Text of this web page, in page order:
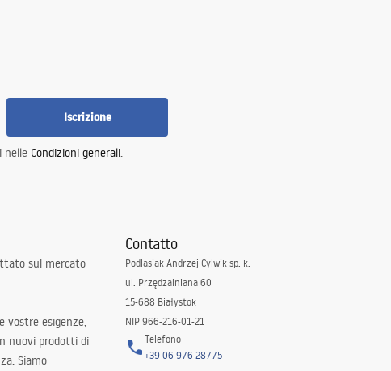
Iscrizione
nelle Condizioni generali.
sul mercato
vostre esigenze,
nuovi prodotti di
Siamo
Contatto
Podlasiak Andrzej Cylwik sp. k.
ul. Przędzalniana 60
15-688 Białystok
NIP 966-216-01-21
Telefono
+39 06 976 28775